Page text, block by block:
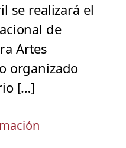
se realizará el
de
Artes
organizado
[…]